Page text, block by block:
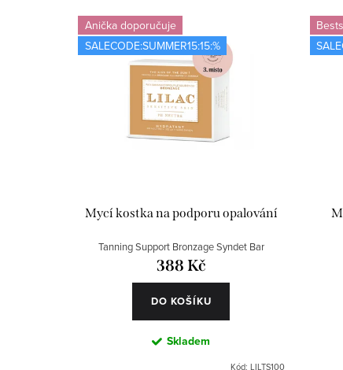
VAnička doporučuje
SALECODE:SUMMER15:15:%
Mycí kostka na podporu opalování
Tanning Support Bronzage Syndet Bar
388 Kč
DO KOŠÍKU
Skladem
Kód: LILTS100